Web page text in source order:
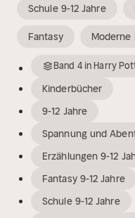
Schule 9-12 Jahre
Fantasy Moderne
Band 4inHarry
Kinderbücher
9-12 Jahre
Spannung und
Erzählungen 9-12
Fantasy 9-12 Jahre
Schule 9-12 Jahre